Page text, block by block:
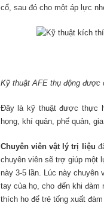
cổ, sau đó cho một áp lực
Kỹ thuật AFE thụ động được
Đây là kỹ thuật được thực
họng, khí quản, phế quản,
Chuyên viên vật lý trị liệu
chuyên viên sẽ trợ giúp một
này 3-5 lần. Lúc này
tay của họ, cho đến khi
thích ho để trẻ tống xuất